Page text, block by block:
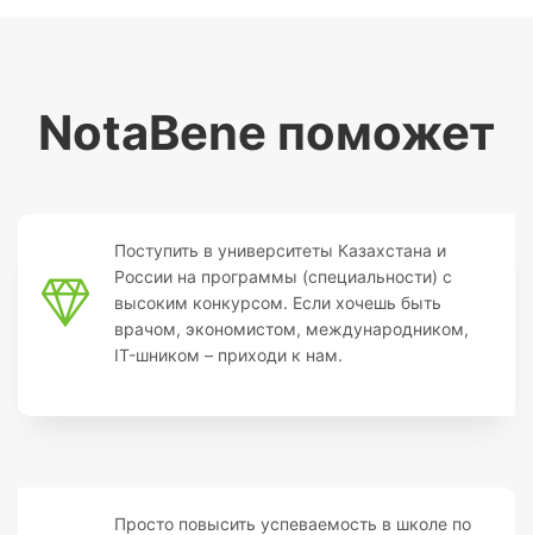
NotaBene поможет
Поступить в университеты Казахстана и
России на программы (специальности) с
высоким конкурсом. Если хочешь быть
врачом, экономистом, международником,
IT-шником – приходи к нам.
Просто повысить успеваемость в школе по